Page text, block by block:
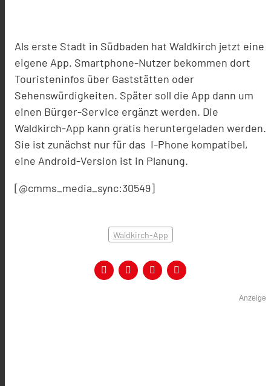
Als erste Stadt in Südbaden hat Waldkirch jetzt eine
eigene App. Smartphone-Nutzer bekommen dort
Touristeninfos über Gaststätten oder
Sehenswürdigkeiten. Später soll die App dann um
einen Bürger-Service ergänzt werden. Die
Waldkirch-App kann gratis heruntergeladen werden.
Sie ist zunächst nur für das I-Phone kompatibel,
eine Android-Version ist in Planung.
[@cmms_media_sync:30549]
Waldkirch-App
Anzeige